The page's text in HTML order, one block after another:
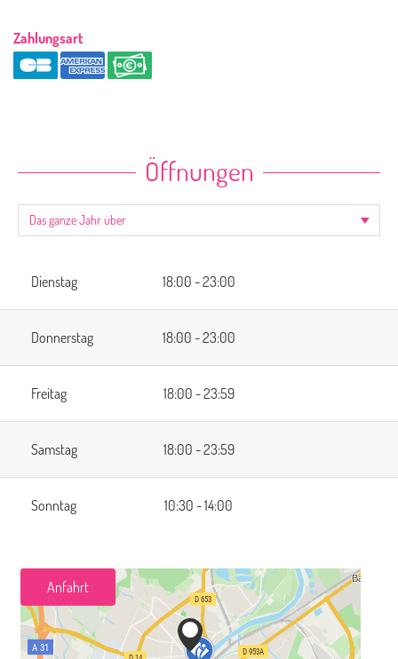
Zahlungsart
Öffnungen
Dienstag 18:00 - 23:00
Donnerstag 18:00 - 23:00
Freitag 18:00 - 23:59
Samstag 18:00 - 23:59
Sonntag 10:30 - 14:00
Anfahrt